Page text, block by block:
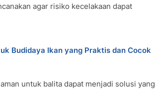
agar risiko kecelakaan dapat
Budidaya Ikan yang Praktis dan Cocok
untuk balita dapat menjadi solusi yang